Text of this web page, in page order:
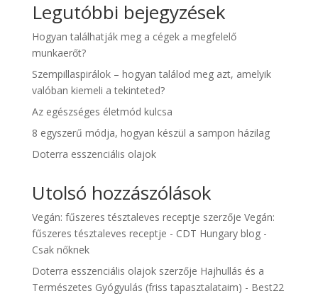
Legutóbbi bejegyzések
Hogyan találhatják meg a cégek a megfelelő
munkaerőt?
Szempillaspirálok – hogyan találod meg azt, amelyik
valóban kiemeli a tekinteted?
Az egészséges életmód kulcsa
8 egyszerű módja, hogyan készül a sampon házilag
Doterra esszenciális olajok
Utolsó hozzászólások
Vegán: fűszeres tésztaleves receptje szerzője Vegán:
fűszeres tésztaleves receptje - CDT Hungary blog -
Csak nőknek
Doterra esszenciális olajokszerzője Hajhullás és a
Természetes Gyógyulás (friss tapasztalataim) - Best22